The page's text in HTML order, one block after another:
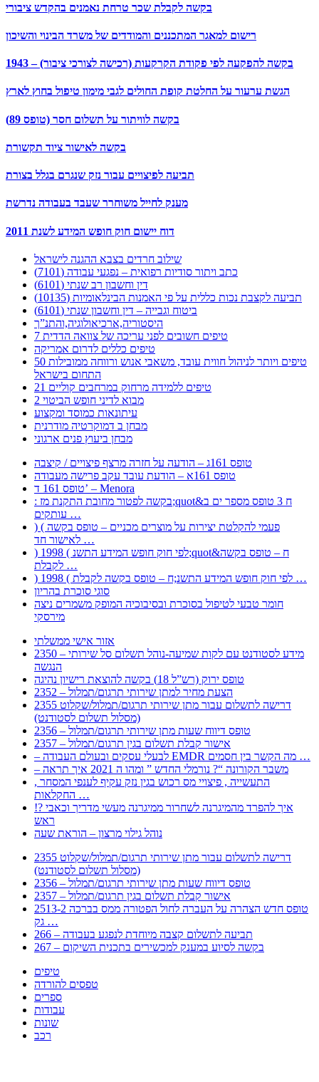
בקשה לקבלת שכר טרחת נאמנים בהקדש ציבורי
רישום למאגר המתכננים והמודדים של משרד הבינוי והשיכון
בקשה להפקעה לפי פקודת הקרקעות (רכישה לצורכי ציבור) – 1943
הגשת ערעור על החלטת קופת החולים לגבי מימון טיפול בחוץ לארץ
בקשה לוויתור על תשלום חסר (טופס 89)
בקשה לאישור ציוד תקשורת
תביעה לפיצויים עבור נזק שנגרם בגלל בצורת
מענק לחייל משוחרר שעבד בעבודה נדרשת
דוח יישום חוק חופש המידע לשנת 2011
שילוב חרדים בצבא ההגנה לישראל
כתב ויתור סודיות רפואית – נפגעי עבודה (7101)
דין וחשבון רב שנתי (6101)
תביעה לקצבת נכות כללית על פי האמנות הבינלאומיות (10135)
ביטוח וגבייה – דין וחשבון שנתי (6101)
היסטוריה,ארכיאולוגיה,והתנ”ך
7 טיפים חשובים לפני עריכה של צוואה הדדית
טיפים כללים לדרום אמריקה
50 טיפים ויותר לניהול חווית עובד, משאבי אנוש ורווחה ממובילות
התחום בישראל
21 טיפים ללמידה מרחוק במרחבים קוליים
מבוא לדיני חופש הביטוי 2
עיתונאות כמוסד ומקצוע
מבחן ב דמוקרטיה מודרנית
מבחן ביעוץ פנים ארגוני
טופס 161ג – הודעה על חזרה מרצף פיצויים / קיצבה
טופס 161א – הודעת עובד עקב פרישה מעבודה
טופס 161 ד’ – Menora
: בקשה לפטור מחובת התקנת מז;quot&ח 3 טופס מספר ים ב
עותקים …
) ( פעמי להקלטת יצירות על מוצרים מכניים – טופס בקשה
לאישור חד …
) 1998 ( לפי חוק חופש המידע התשנ;quot&ח – טופס בקשה
לקבלת …
) 1998 ( לפי חוק חופש המידע התשנ;ח – טופס בקשה לקבלת …
סוגי סוכרת בהריון
חומר טבעי לטיפול בסוכרת ובסיבוכיה המופק משמרים ניצה
מירסקי
אזור אישי ממשלתי
2350 – מידע לסטודנט עם לקות שמיעה-נוהל תשלום סל שירותי
הנגשה
טופס ירוק (רש”ל 18) בקשה להוצאת רישיון נהיגה
2352 – הצעת מחיר למתן שירותי תרגום/תמלול
2355 דרישה לתשלום עבור מתן שירותי תרגום/תמלול/שקלוט
(מסלול תשלום לסטודנט)
2356 – טופס דיווח שעות מתן שירותי תרגום/תמלול
2357 – אישור קבלת תשלום בגין תרגום/תמלול
– לבעלי עסקים ובעולם העבודה EMDR מה הקשר בין חסמים …
– משבר הקורונה “? נורמלי החדש ” ומהו ה 2021 איך תראה
, התעשייה , פיצויי מס רכוש בגין נזק עקיף לענפי המסחר
החקלאות …
!? איך להפרד מהמיגרנה לשחרור ממיגרנה מעשי מדריך וכאבי
ראש
נוהל גילוי מרצון – הוראת שעה
2355 דרישה לתשלום עבור מתן שירותי תרגום/תמלול/שקלוט
(מסלול תשלום לסטודנט)
2356 – טופס דיווח שעות מתן שירותי תרגום/תמלול
2357 – אישור קבלת תשלום בגין תרגום/תמלול
2513-2 טופס חדש הצהרה על העברה לחול הפטורה ממס בברכה
גק …
266 – תביעה לתשלום קצבה מיוחדת לנפגע בעבודה
267 – בקשה לסיוע במענק למכשירים בתכנית השיקום
טיפים
טפסים להורדה
ספרים
עבודות
שונות
רכב